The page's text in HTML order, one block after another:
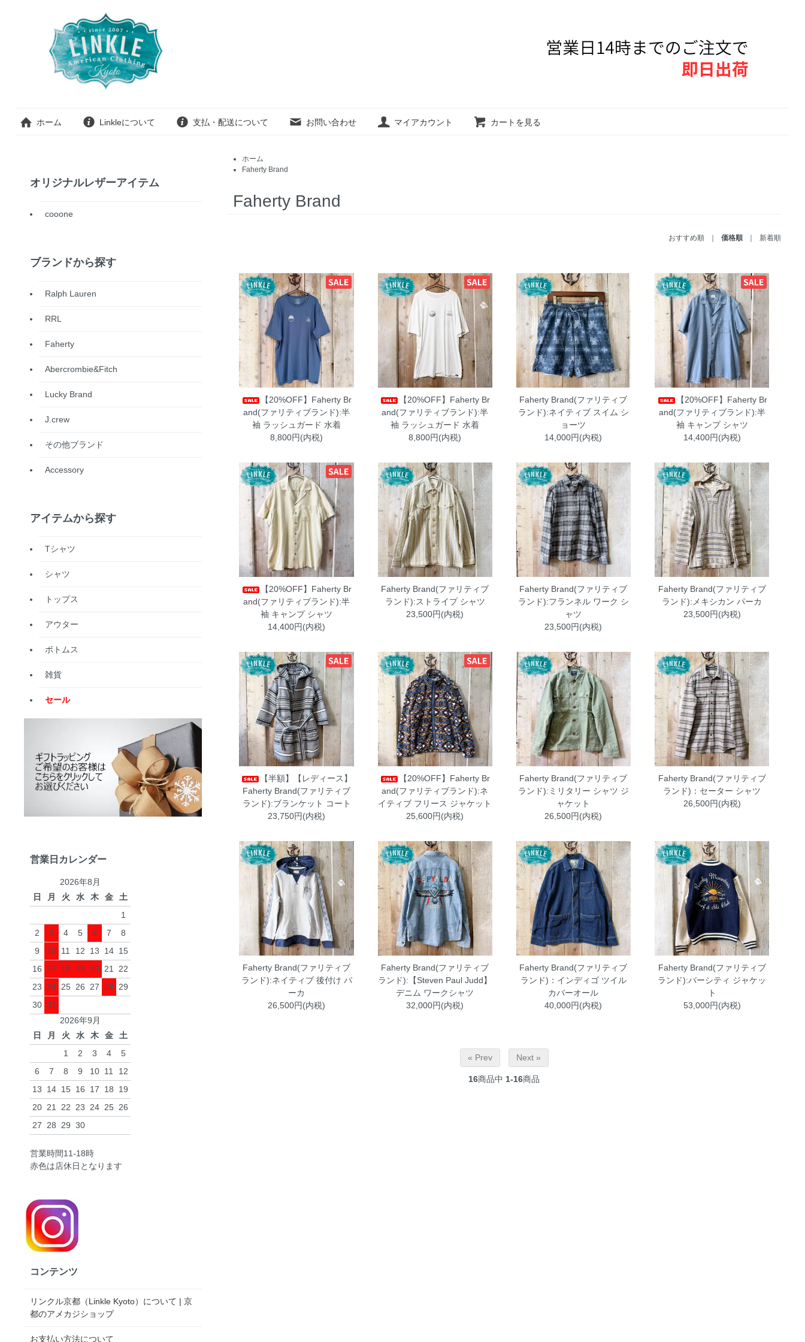
ホーム Linkleについて 支払・配送について お問い合わせ マイアカウント カートを見る
ホーム
Faherty Brand
Faherty Brand
おすすめ順 価格順 新着順
【20%OFF】Faherty Br
and(ファリティブランド):半
袖 ラッシュガード 水着
8,800円(内税)
【20%OFF】Faherty Br
and(ファリティブランド):半
袖 ラッシュガード 水着
8,800円(内税)
Faherty Brand(ファリティブ
ランド):ネイティブ スイム シ
ョーツ
14,000円(内税)
【20%OFF】Faherty Br
and(ファリティブランド):半
袖 キャンプ シャツ
14,400円(内税)
【20%OFF】Faherty Br
and(ファリティブランド):半
袖 キャンプ シャツ
14,400円(内税)
Faherty Brand(ファリティブ
ランド):ストライプ シャツ
23,500円(内税)
Faherty Brand(ファリティブ
ランド):フランネル ワーク シ
ャツ
23,500円(内税)
Faherty Brand(ファリティブ
ランド):メキシカン パーカ
23,500円(内税)
【半額】【レディース】
Faherty Brand(ファリティブ
ランド):ブランケット コート
23,750円(内税)
【20%OFF】Faherty Br
and(ファリティブランド):ネ
イティブ フリース ジャケット
25,600円(内税)
Faherty Brand(ファリティブ
ランド):ミリタリー シャツ ジ
ャケット
26,500円(内税)
Faherty Brand(ファリティブ
ランド)：セーター シャツ
26,500円(内税)
Faherty Brand(ファリティブ
ランド):ネイティブ 後付け パ
ーカ
26,500円(内税)
Faherty Brand(ファリティブ
ランド):【Steven Paul Judd】
デニム ワークシャツ
32,000円(内税)
Faherty Brand(ファリティブ
ランド)：インディゴ ツイル
カバーオール
40,000円(内税)
Faherty Brand(ファリティブ
ランド):バーシティ ジャケッ
ト
53,000円(内税)
« Prev Next »
16商品中 1-16商品
オリジナルレザーアイテム
cooone
ブランドから探す
Ralph Lauren
RRL
Faherty
Abercrombie&Fitch
Lucky Brand
J.crew
その他ブランド
Accessory
アイテムから探す
Tシャツ
シャツ
トップス
アウター
ボトムス
雑貨
セール
営業日カレンダー
2026年8月
日
月 火 水 木 金
土
1
2
3 4 5 6 7
8
9
10 11 12 13 14 15
16
17 18 19 20 21
22
23
24 25 26 27 28
29
30 31
2026年9月
日
月 火 水 木 金
土
1
2 3 4
5
6
7 8 9 10 11
12
13
14 15 16 17 18
19
20 21 22 23 24 25 26
27
28 29 30
営業時間11-18時
赤色は店休日となります
コンテンツ
リンクル京都（Linkle Kyoto）について | 京
都のアメカジショップ
お支払い方法について